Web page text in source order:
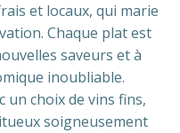
et locaux, qui marie
Chaque plat est
saveurs et à
inoubliable.
un choix de vins fins,
soigneusement